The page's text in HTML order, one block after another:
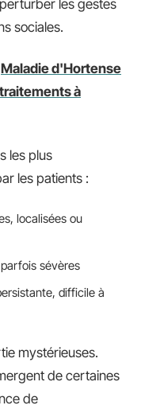
les gestes
sociales.
Maladie d'Hortense
à
les plus
les patients :
localisées ou
sévères
difficile à
mystérieuses.
de certaines
de